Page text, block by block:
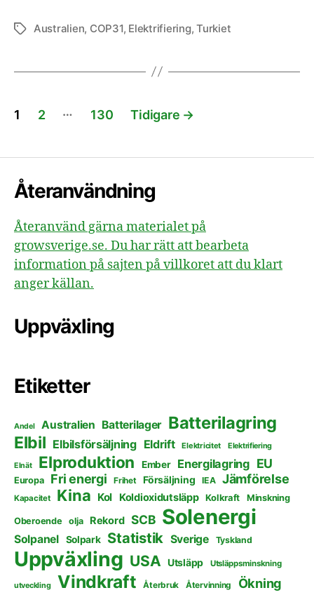
EtiketterAustralien, COP31, Elektrifiering,Turkiet
Sidnumrering
inlägg
1 2 … 130 Tidigare →
Återanvändning
Återanvänd gärna materialet på
growsverige.se. Du har rätt att bearbeta
information på sajten på villkoret att du klart
anger källan.
Uppväxling
Etiketter
Andel Australien Batterilager Batterilagring
Elbil Elbilsförsäljning Eldrift Elektricitet Elektrifiering
Elnät Elproduktion Ember Energilagring EU
Europa Fri energi Frihet Försäljning IEA Jämförelse
Kapacitet Kina Kol Koldioxidutsläpp Kolkraft Minskning
Oberoende olja Rekord SCB Solenergi
Solpanel Solpark Statistik Sverige Tyskland
Uppväxling USA Utsläpp Utsläppsminskning
utveckling Vindkraft Återbruk Återvinning Ökning